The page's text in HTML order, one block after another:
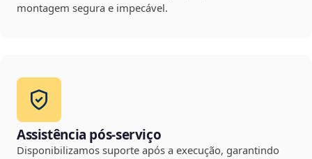
montagem segura e impecável.
Assistência pós-serviço
Disponibilizamos suporte após a execução, garantindo